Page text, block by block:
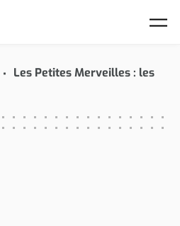
Les Petites Merveilles : les